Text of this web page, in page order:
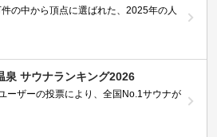
の中から頂点に選ばれた、2025年の人
泉 サウナランキング2026
ーザーの投票により、全国No.1サウナが